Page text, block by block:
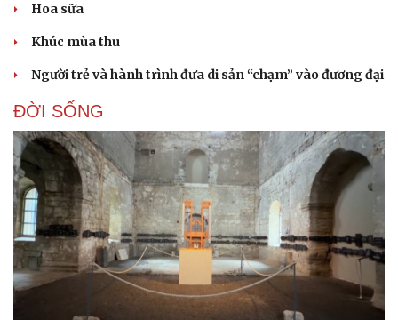
Hoa sữa
Khúc mùa thu
Người trẻ và hành trình đưa di sản “chạm” vào đương đại
ĐỜI SỐNG